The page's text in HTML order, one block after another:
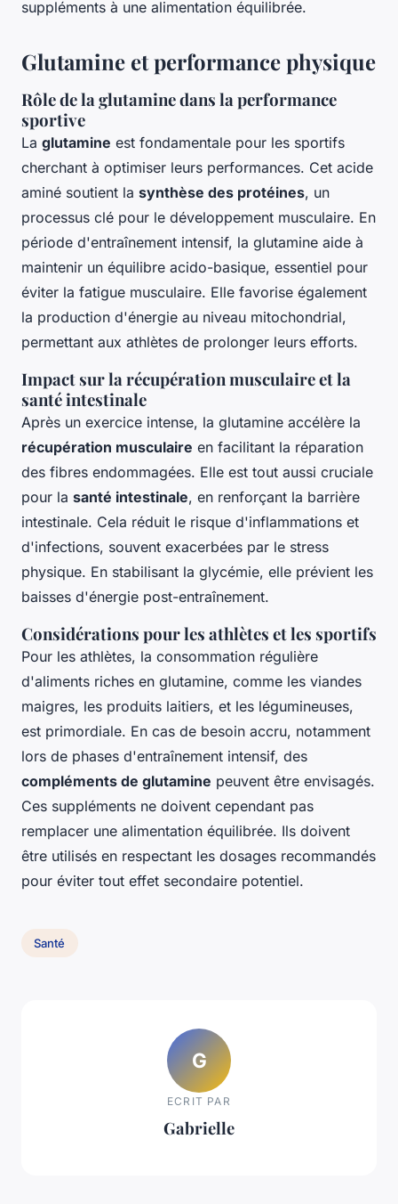
suppléments à une alimentation équilibrée.
Glutamine et performance physique
Rôle de la glutamine dans la performance
sportive
La glutamine est fondamentale pour les sportifs
cherchant à optimiser leurs performances. Cet acide
aminé soutient la synthèse des protéines, un
processus clé pour le développement musculaire. En
période d'entraînement intensif, la glutamine aide à
maintenir un équilibre acido-basique, essentiel pour
éviter la fatigue musculaire. Elle favorise également
la production d'énergie au niveau mitochondrial,
permettant aux athlètes de prolonger leurs efforts.
Impact sur la récupération musculaire et la
santé intestinale
Après un exercice intense, la glutamine accélère la
récupération musculaire en facilitant la réparation
des fibres endommagées. Elle est tout aussi cruciale
pour la santé intestinale, en renforçant la barrière
intestinale. Cela réduit le risque d'inflammations et
d'infections, souvent exacerbées par le stress
physique. En stabilisant la glycémie, elle prévient les
baisses d'énergie post-entraînement.
Considérations pour les athlètes et les sportifs
Pour les athlètes, la consommation régulière
d'aliments riches en glutamine, comme les viandes
maigres, les produits laitiers, et les légumineuses,
est primordiale. En cas de besoin accru, notamment
lors de phases d'entraînement intensif, des
compléments de glutamine peuvent être envisagés.
Ces suppléments ne doivent cependant pas
remplacer une alimentation équilibrée. Ils doivent
être utilisés en respectant les dosages recommandés
pour éviter tout effet secondaire potentiel.
Santé
G
ECRIT PAR
Gabrielle